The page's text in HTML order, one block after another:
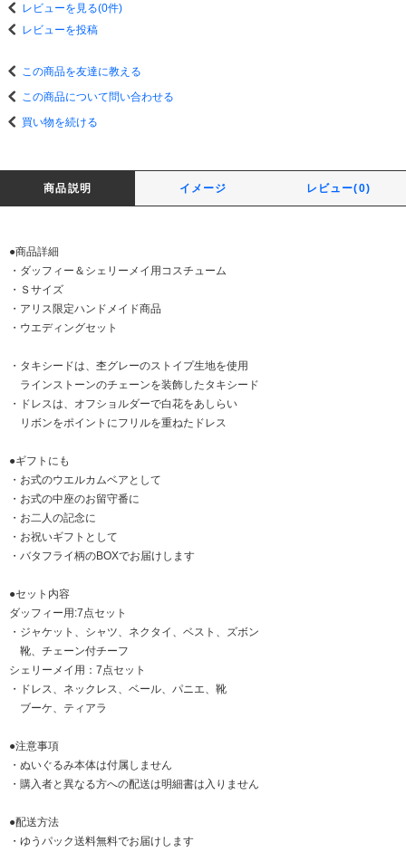
レビューを見る(0件)
レビューを投稿
この商品を友達に教える
この商品について問い合わせる
買い物を続ける
商品説明 イメージ レビュー(0)
●商品詳細
・ダッフィー＆シェリーメイ用コスチューム
・Ｓサイズ
・アリス限定ハンドメイド商品
・ウエディングセット
・タキシードは、杢グレーのストイプ生地を使用
ラインストーンのチェーンを装飾したタキシード
・ドレスは、オフショルダーで白花をあしらい
リボンをポイントにフリルを重ねたドレス
●ギフトにも
・お式のウエルカムベアとして
・お式の中座のお留守番に
・お二人の記念に
・お祝いギフトとして
・バタフライ柄のBOXでお届けします
●セット内容
ダッフィー用:7点セット
・ジャケット、シャツ、ネクタイ、ベスト、ズボン
靴、チェーン付チーフ
シェリーメイ用：7点セット
・ドレス、ネックレス、ベール、パニエ、靴
ブーケ、ティアラ
●注意事項
・ぬいぐるみ本体は付属しません
・購入者と異なる方への配送は明細書は入りません
●配送方法
・ゆうパック送料無料でお届けします